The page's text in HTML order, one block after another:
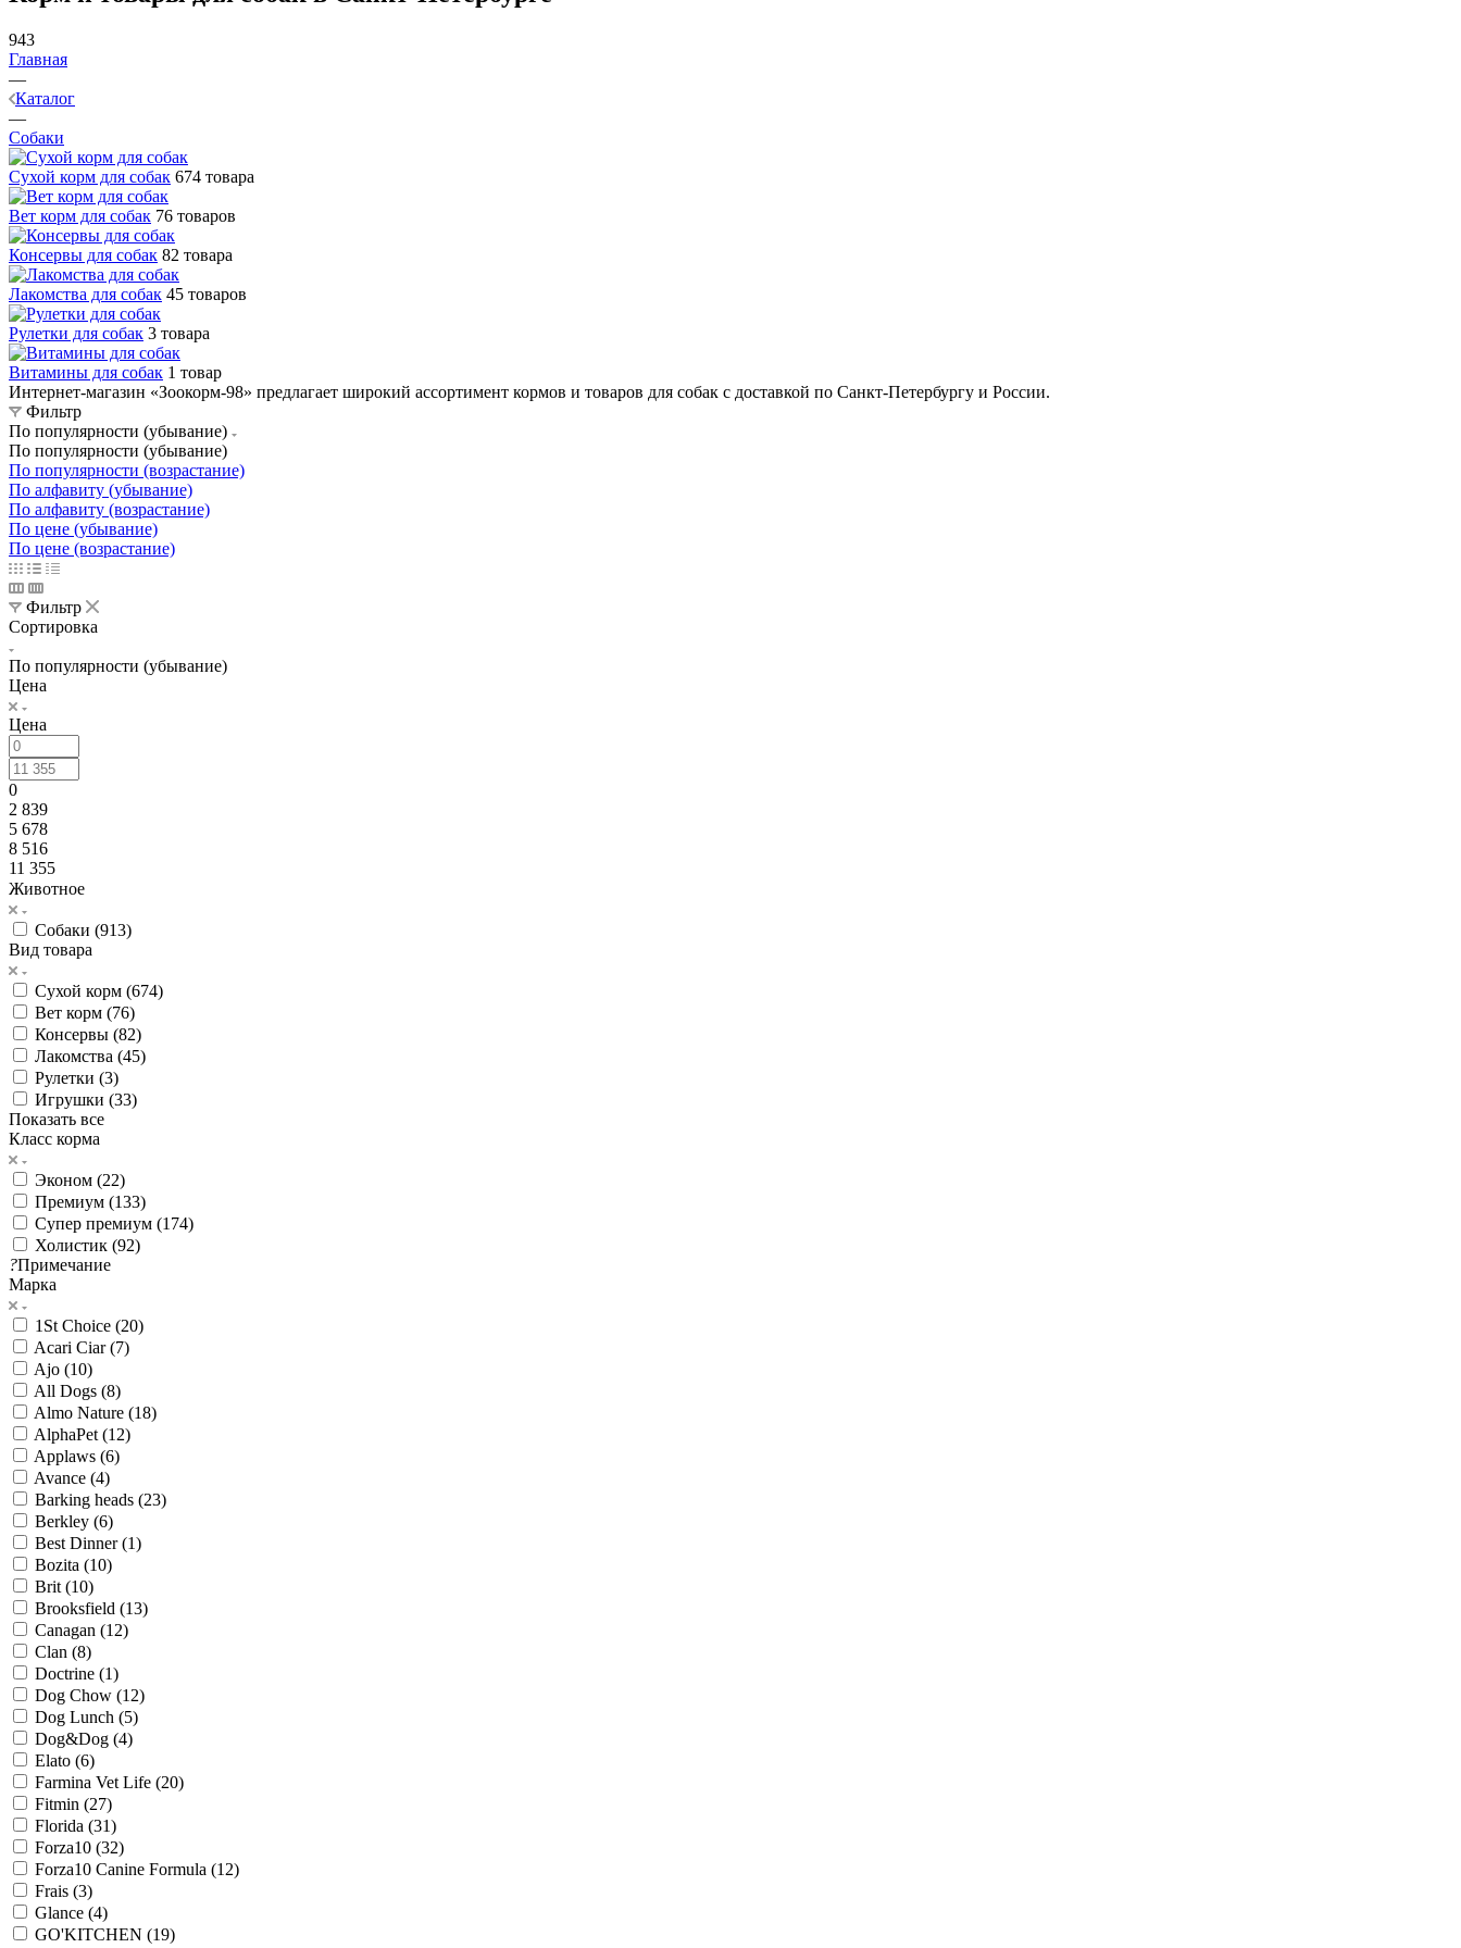
943
Главная
—
Каталог
—
Собаки
Сухой корм для собак 674 товара
Вет корм для собак 76 товаров
Консервы для собак 82 товара
Лакомства для собак 45 товаров
Рулетки для собак 3 товара
Витамины для собак 1 товар
Интернет-магазин «Зоокорм-98» предлагает широкий ассортимент кормов и товаров для собак с доставкой по Санкт-Петербургу и России.
Фильтр
По популярности (убывание)
По популярности (убывание)
По популярности (возрастание)
По алфавиту (убывание)
По алфавиту (возрастание)
По цене (убывание)
По цене (возрастание)
Фильтр
Сортировка
По популярности (убывание)
Цена
Цена
0
2 839
5 678
8 516
11 355
Животное
Собаки (913)
Вид товара
Сухой корм (674)
Вет корм (76)
Консервы (82)
Лакомства (45)
Рулетки (3)
Игрушки (33)
Показать все
Класс корма
Эконом (22)
Премиум (133)
Супер премиум (174)
Холистик (92)
?Примечание
Марка
1St Choice (20)
Acari Ciar (7)
Ajo (10)
All Dogs (8)
Almo Nature (18)
AlphaPet (12)
Applaws (6)
Avance (4)
Barking heads (23)
Berkley (6)
Best Dinner (1)
Bozita (10)
Brit (10)
Brooksfield (13)
Canagan (12)
Clan (8)
Doctrine (1)
Dog Chow (12)
Dog Lunch (5)
Dog&Dog (4)
Elato (6)
Farmina Vet Life (20)
Fitmin (27)
Florida (31)
Forza10 (32)
Forza10 Canine Formula (12)
Frais (3)
Glance (4)
GO'KITCHEN (19)